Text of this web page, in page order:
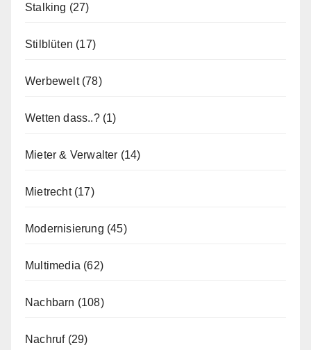
Stalking (27)
Stilblüten (17)
Werbewelt(78)
Wetten dass..?(1)
Mieter & Verwalter (14)
Mietrecht(17)
Modernisierung (45)
Multimedia (62)
Nachbarn (108)
Nachruf(29)